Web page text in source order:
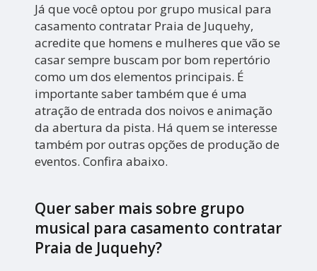
Já que você optou por grupo musical para
casamento contratar Praia de Juquehy,
acredite que homens e mulheres que vão se
casar sempre buscam por bom repertório
como um dos elementos principais. É
importante saber também que é uma
atração de entrada dos noivos e animação
da abertura da pista. Há quem se interesse
também por outras opções de produção de
eventos. Confira abaixo.
Quer saber mais sobre grupo
musical para casamento contratar
Praia de Juquehy?